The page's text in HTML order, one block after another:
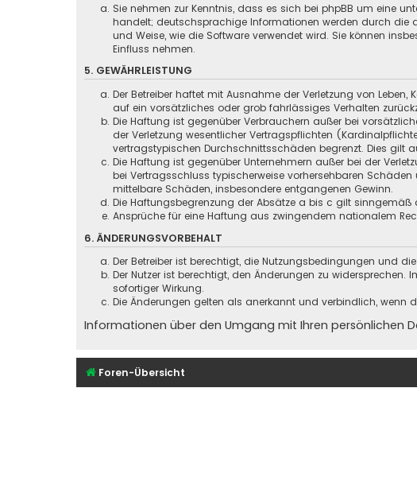
Sie nehmen zur Kenntnis, dass es sich bei phpBB um eine
handelt; deutschsprachige Informationen werden durch die
und Weise, wie die Software verwendet wird. Sie können
Einfluss nehmen.
5. GEWÄHRLEISTUNG
Der Betreiber haftet mit Ausnahme der Verletzung von
auf ein vorsätzliches oder grob fahrlässiges Verhalten
Die Haftung ist gegenüber Verbrauchern außer bei
der Verletzung wesentlicher Vertragspflichten
vertragstypischen Durchschnittsschäden begrenzt. Dies gilt
Die Haftung ist gegenüber Unternehmern außer bei der
bei Vertragsschluss typischerweise vorhersehbaren
mittelbare Schäden, insbesondere entgangenen Gewinn.
Die Haftungsbegrenzung der Absätze a bis c gilt sinngemäß
Ansprüche für eine Haftung aus zwingendem nationalem
6. ÄNDERUNGSVORBEHALT
Der Betreiber ist berechtigt, die Nutzungsbedingungen und
Der Nutzer ist berechtigt, den Änderungen zu
sofortiger Wirkung.
Die Änderungen gelten als anerkannt und verbindlich, wenn
Informationen über den Umgang mit Ihren persönlichen
Foren-Übersicht